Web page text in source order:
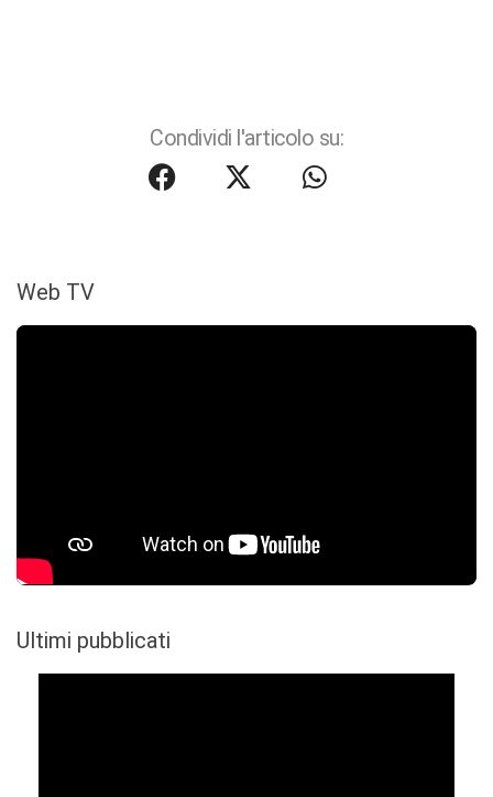
Condividi l'articolo su:
Web TV
Ultimi pubblicati